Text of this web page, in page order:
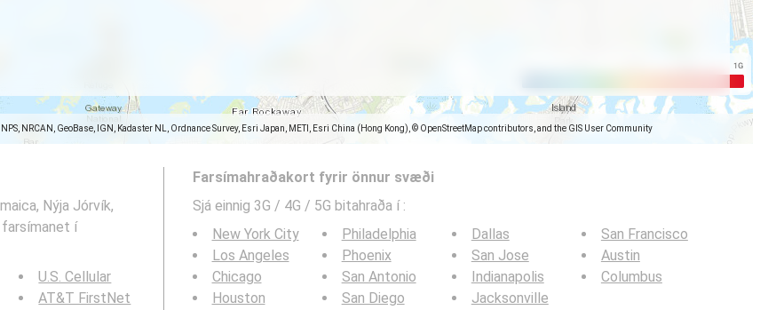
NRCAN, GeoBase, IGN, Kadaster NL, Ordnance Survey, Esri Japan, METI, Esri China (Hong Kong), © OpenStreetMap contributors, and the GIS User Community
Nýja Jórvík,
farsímanet í
U.S. Cellular
AT&T FirstNet
Farsímahraðakort fyrir önnur svæði
Sjá einnig 3G / 4G / 5G bitahraða í :
New York City
Los Angeles
Chicago
Houston
Philadelphia
Phoenix
San Antonio
San Diego
Dallas
San Jose
Indianapolis
Jacksonville
San Francisco
Austin
Columbus